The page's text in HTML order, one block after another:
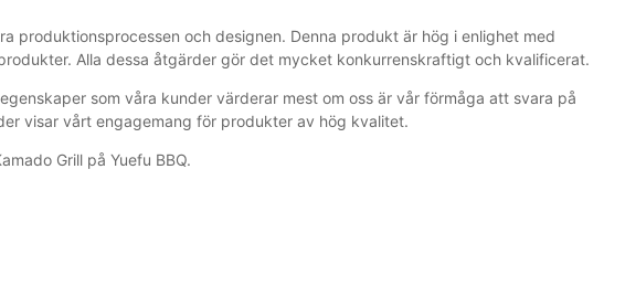
produktionsprocessen och designen. Denna produkt är hög i enlighet med
Alla dessa åtgärder gör det mycket konkurrenskraftigt och kvalificerat.
som våra kunder värderar mest om oss är vår förmåga att svara på
visar vårt engagemang för produkter av hög kvalitet.
Grill på Yuefu BBQ.